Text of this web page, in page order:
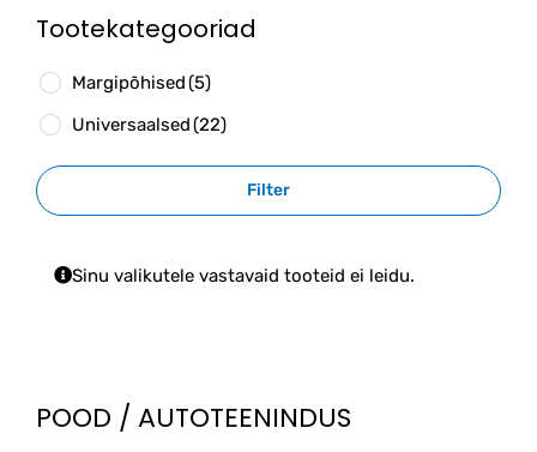
Tootekategooriad
Margipõhised(5)
Universaalsed(22)
Filter
Sinu valikutele vastavaid tooteid ei leidu.
POOD / AUTOTEENINDUS